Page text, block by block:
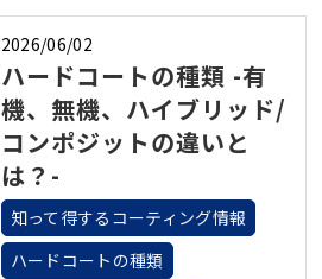
2026/06/02
ハードコートの種類 -有
機、無機、ハイブリッド/
コンポジットの違いと
は？-
知って得するコーティング情報
ハードコートの種類